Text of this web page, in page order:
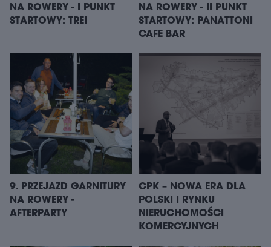
NA ROWERY - I PUNKT
STARTOWY: TREI
NA ROWERY - II PUNKT
STARTOWY: PANATTONI
CAFE BAR
9. PRZEJAZD GARNITURY
NA ROWERY -
AFTERPARTY
CPK – NOWA ERA DLA
POLSKI I RYNKU
NIERUCHOMOŚCI
KOMERCYJNYCH